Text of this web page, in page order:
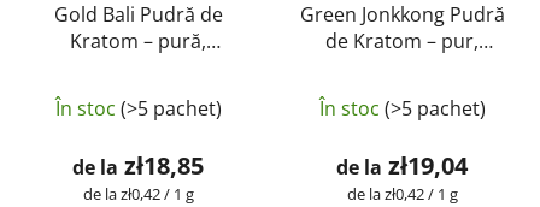
Gold Bali Pudră de
Kratom – pură,
laborator | GreenGuru
medie
a
produsului
În stoc (>5 pachet)
de la zł18,85
Evaluare
de la zł0,42 / 1 g
Green Jonkkong Pudră
de Kratom – pur,
laborator | GreenGuru
medie
a
produsului
În stoc (>5 pachet)
de la zł19,04
Evaluare
de la zł0,42 / 1 g